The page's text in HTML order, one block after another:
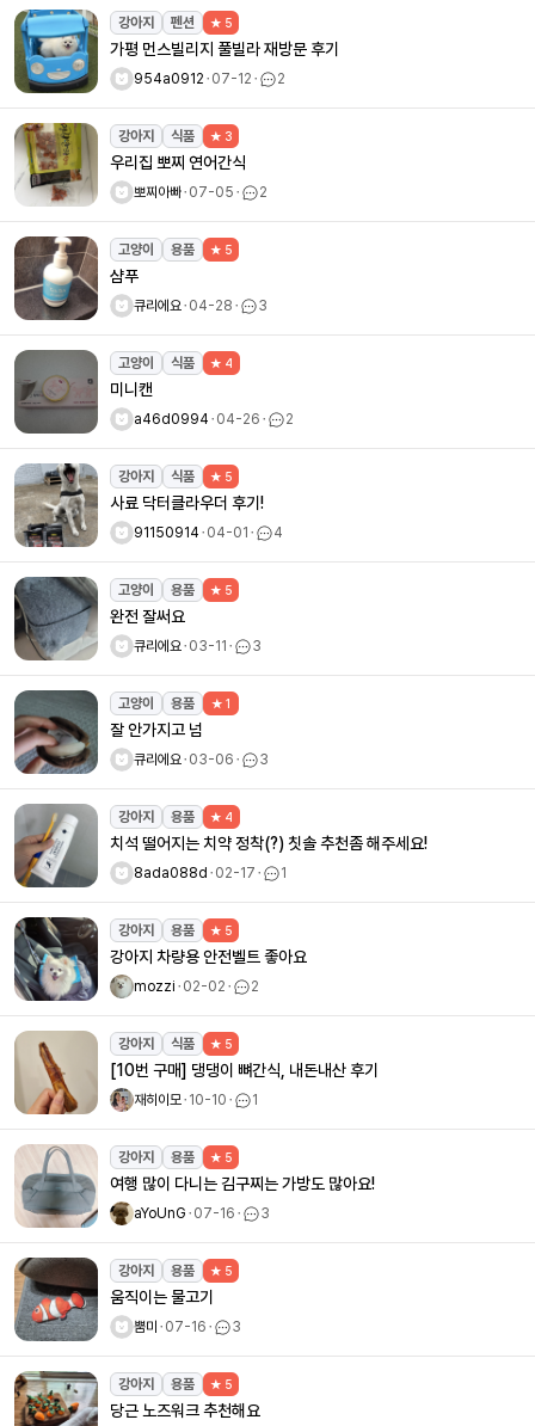
강아지 펜션 ★ 5
가평 먼스빌리지 풀빌라 재방문 후기
954a0912ㆍ07-12ㆍ 2
강아지 식품 ★ 3
우리집 뽀찌 연어간식
뽀찌아빠ㆍ07-05ㆍ 2
고양이 용품 ★ 5
샴푸
큐리에요ㆍ04-28ㆍ 3
고양이 식품 ★ 4
미니캔
a46d0994ㆍ04-26ㆍ 2
강아지 식품 ★ 5
사료 닥터클라우더 후기!
91150914ㆍ04-01 ㆍ 4
고양이 용품 ★ 5
완전 잘써요
큐리에요ㆍ03-11 ㆍ 3
고양이 용품 ★ 1
잘 안가지고 넘
큐리에요ㆍ03-06ㆍ 3
강아지 용품 ★ 4
치석 떨어지는 치약 정착(?) 칫솔 추천좀 해주세요!
8ada088d ㆍ02-17ㆍ 1
강아지 용품 ★ 5
강아지 차량용 안전벨트 좋아요
mozziㆍ02-02ㆍ 2
강아지 식품 ★ 5
[10번 구매] 댕댕이 뼈간식, 내돈내산 후기
재히이모ㆍ10-10ㆍ 1
강아지 용품 ★ 5
여행 많이 다니는 김구찌는 가방도 많아요!
aYoUnGㆍ07-16ㆍ 3
강아지 용품 ★ 5
움직이는 물고기
뿜미 ㆍ07-16ㆍ 3
강아지 용품 ★ 5
당근 노즈워크 추천해요